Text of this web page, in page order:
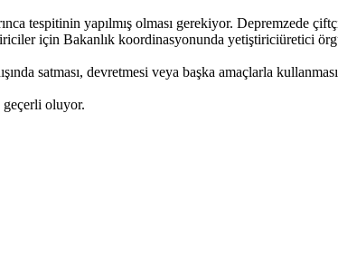
tespitinin yapılmış olması gerekiyor. Depremzede
için Bakanlık koordinasyonunda yetiştiriciüretici
satması, devretmesi veya başka amaçlarla
geçerli oluyor.